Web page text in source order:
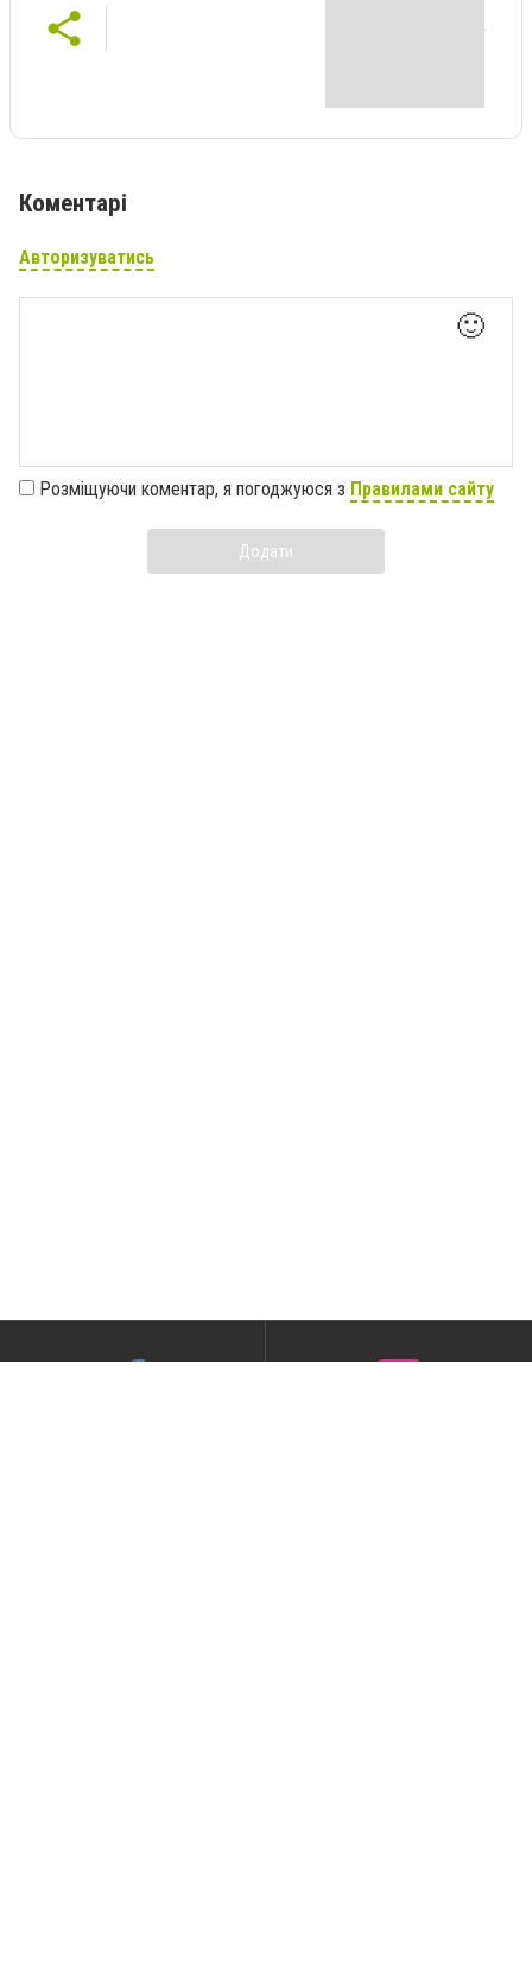
Коментарі
Авторизуватись
🙂
Розміщуючи коментар, я погоджуюся з Правилами сайту
Додати